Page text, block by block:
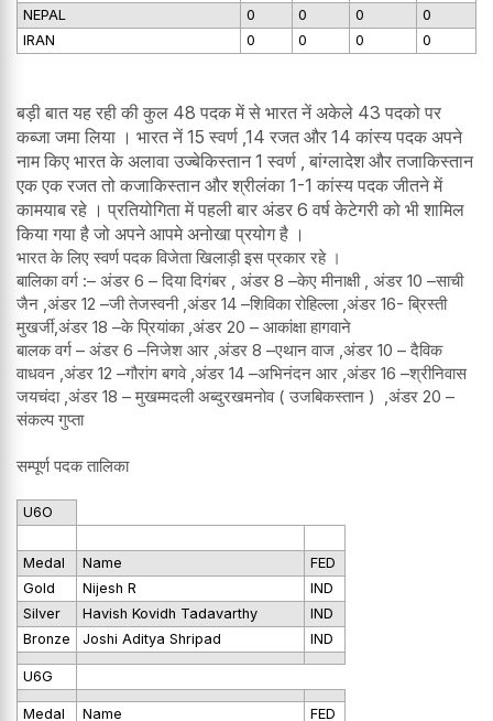
NEPAL 0 0 0
0
IRAN
0 0 0 0
बड़ी बात यह रही की कुल 48 पदक में से भारत नें अकेले 43 पदको पर
कब्जा जमा लिया । भारत नें 15 स्वर्ण ,14 रजत और 14 कांस्य पदक अपने
नाम किए भारत के अलावा उज्बेकिस्तान 1 स्वर्ण , बांग्लादेश और तजाकिस्तान
एक एक रजत तो कजाकिस्तान और श्रीलंका 1-1 कांस्य पदक जीतने में
कामयाब रहे । प्रतियोगिता में पहली बार अंडर 6 वर्ष केटेगरी को भी शामिल
किया गया है जो अपने आपमे अनोखा प्रयोग है ।
भारत के लिए स्वर्ण पदक विजेता खिलाड़ी इस प्रकार रहे ।
बालिका वर्ग :– अंडर 6 – दिया दिगंबर , अंडर 8 –केए मीनाक्षी , अंडर 10 –साची
जैन ,अंडर 12 –जी तेजस्वनी ,अंडर 14 –शिविका रोहिल्ला ,अंडर 16- ब्रिस्ती
मुखर्जी,अंडर 18 –के प्रियांका ,अंडर 20 – आकांक्षा हागवाने
बालक वर्ग – अंडर 6 –निजेश आर ,अंडर 8 –एथान वाज ,अंडर 10 – दैविक
वाधवन ,अंडर 12 –गौरांग बगवे ,अंडर 14 –अभिनंदन आर ,अंडर 16 –श्रीनिवास
जयचंदा ,अंडर 18 – मुखम्मदली अब्दुरखमनोव ( उजबिकस्तान ) ,अंडर 20 –
संकल्प गुप्ता
सम्पूर्ण पदक तालिका
U6O
Medal Name
FED
Gold
Nijesh R
IND
Silver
Havish Kovidh Tadavarthy
IND
Bronze
Joshi Aditya Shripad IND
U6G
Medal Name FED